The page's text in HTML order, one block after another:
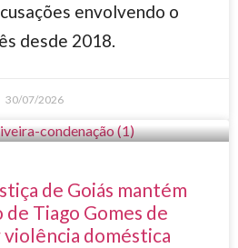
envolvendo o
desde 2018.
30/07/2026
de Goiás mantém
de Tiago Gomes de
doméstica